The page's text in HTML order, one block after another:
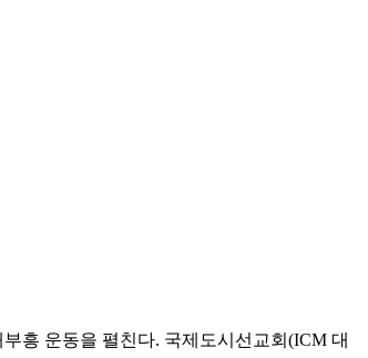
흥 운동을 펼친다. 국제도시선교회(ICM 대